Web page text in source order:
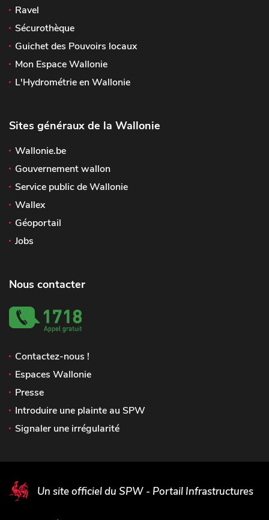
Ravel
Sécurothèque
Guichet des Pouvoirs locaux
Mon Espace Wallonie
L'Hydrométrie en Wallonie
Sites généraux de la Wallonie
Wallonie.be
Gouvernement wallon
Service public de Wallonie
Wallex
Géoportail
Jobs
Nous contacter
Contactez-nous !
Espaces Wallonie
Presse
Introduire une plainte au SPW
Signaler une irrégularité
Un site officiel du SPW - Portail Infrastructures